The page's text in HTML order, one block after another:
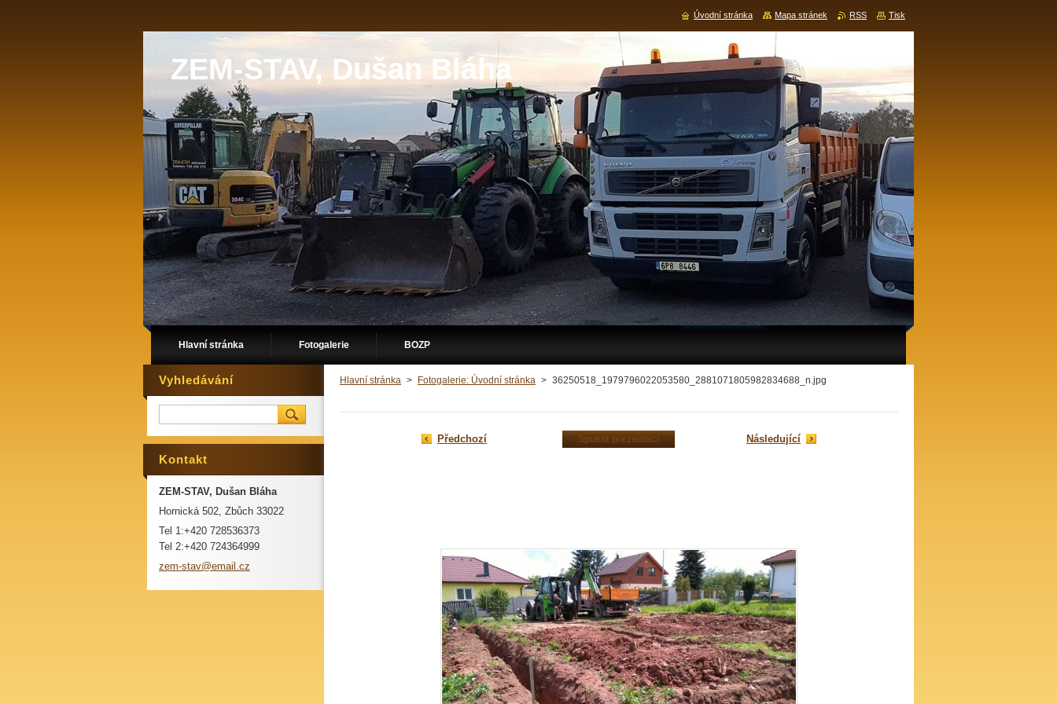
ZEM-STAV, Dušan Bláha
Hlavní stránka Fotogalerie BOZP
Hlavní stránka > Fotogalerie: Úvodní stránka > 36250518_1979796022053580_2881071805982834688_n.jpg
Předchozí Spustit prezentaci Následující
Vyhledávání
Kontakt
ZEM-STAV, Dušan Bláha
Hornická 502, Zbůch 33022
Tel 1:+420 728536373
Tel 2:+420 724364999
zem-stav@email.cz
Úvodní stránka Mapa stránek RSS Tisk